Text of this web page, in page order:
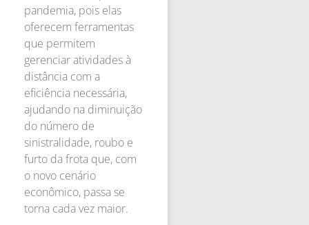
pandemia, pois elas
oferecem ferramentas
que permitem
gerenciar atividades à
distância com a
eficiência necessária,
ajudando na diminuição
do número de
sinistralidade, roubo e
furto da frota que, com
o novo cenário
econômico, passa se
torna cada vez maior.